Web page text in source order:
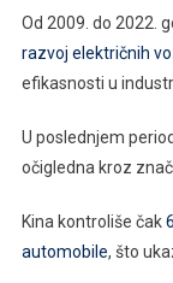
Od 2009. do 2022.
razvoj električnih
efikasnosti u
U poslednjem
očigledna kroz
Kina kontroliše čak
automobile, što